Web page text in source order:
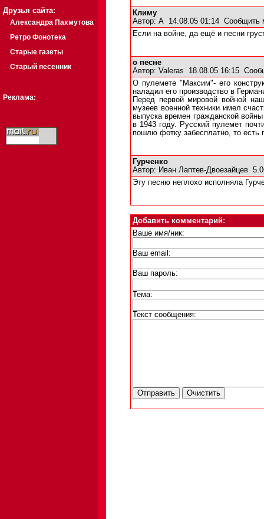
Друзья сайта:
Александра Пахмутова
Ретро Фонотека
Старые газеты
Старый песенник
Реклама:
Климу
Автор: А 14.08.05 01:14 Сообщить
Если на войне, да ещё и песни
о песне
Автор: Valeras 18.08.05 16:15
О пулемете "Максим"- его
наладил его производство в
Перед первой мировой войной
музеев военной техники имел
выпуска времен гражданской
в 1943 году. Русский пулемет
пошлю фотку забесплатно, то есть
Гурченко
Автор: Иван Лаптев-Двоезайцев
Эту песню неплохо исполняла
Добавить комментарий:
Ваше имя/ник:
Ваш email:
Ваш пароль:
Тема:
Текст сообщения: